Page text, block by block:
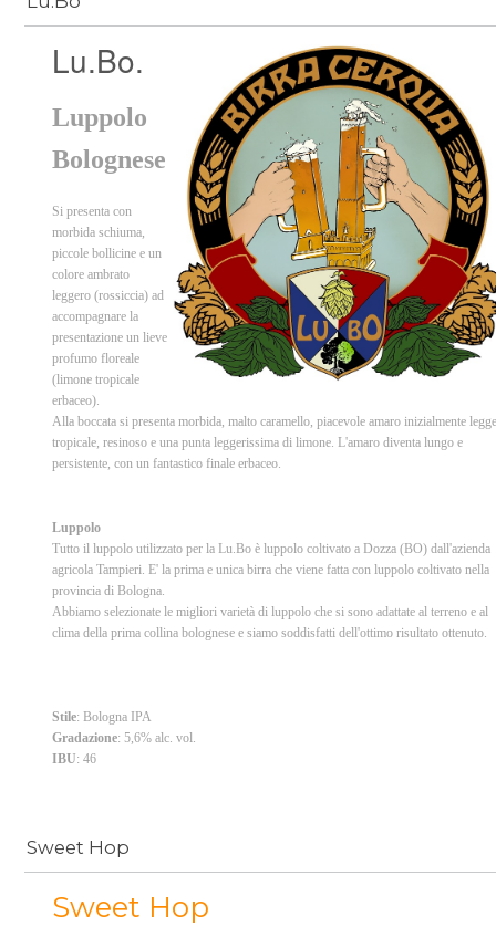
Lu.Bo.
Luppolo
Bolognese
Si presenta con
morbida schiuma,
piccole bollicine e un
colore ambrato
leggero (rossiccia) ad
accompagnare la
presentazione un lieve
profumo floreale
(limone tropicale
erbaceo).
Alla boccata si presenta morbida, malto caramello, piacevole amaro inizialmente
tropicale, resinoso e una punta leggerissima di limone. L'amaro diventa lungo e
persistente, con un fantastico finale erbaceo.
Luppolo
Tutto il luppolo utilizzato per la Lu.Bo è luppolo coltivato a Dozza (BO) dall'azienda
agricola Tampieri. E' la prima e unica birra che viene fatta con luppolo coltivato nella
provincia di Bologna.
Abbiamo selezionate le migliori varietà di luppolo che si sono adattate al terreno e al
clima della prima collina bolognese e siamo soddisfatti dell'ottimo risultato ottenuto.
Stile: Bologna IPA
Gradazione: 5,6% alc. vol.
IBU: 46
Sweet Hop
Sweet Hop